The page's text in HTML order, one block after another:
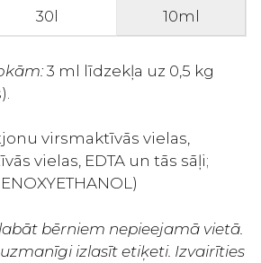
30l 10ml
3 ml līdzekļa uz 0,5 kg
virsmaktīvās vielas,
vielas, EDTA un tās sāļi;
bērniem nepieejamā vietā.
izlasīt etiķeti. Izvairīties